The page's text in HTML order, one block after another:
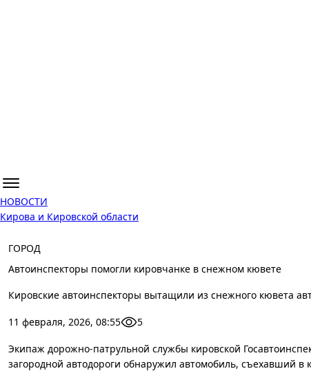
НОВОСТИ
Кирова и Кировской области
ГОРОД
Автоинспекторы помогли кировчанке в снежном кювете
Кировские автоинспекторы вытащили из снежного кювета
11 февраля, 2026, 08:55 5
Экипаж дорожно-патрульной службы кировской
загородной автодороги обнаружил автомобиль, съехавший в